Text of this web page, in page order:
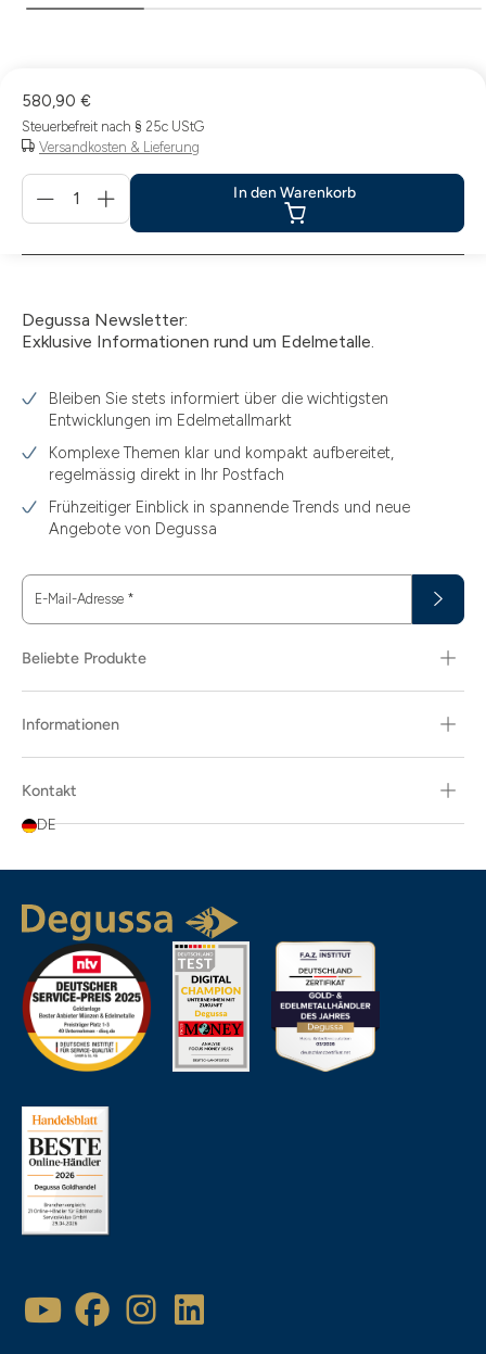
580,90 €
Steuerbefreit nach § 25c UStG
Versandkosten & Lieferung
In
Warenkorb
In den Warenkorb
Degussa Newsletter:
Exklusive Informationen rund um Edelmetalle.
Bleiben Sie stets informiert über die wichtigsten
Entwicklungen im Edelmetallmarkt
Komplexe Themen klar und kompakt aufbereitet,
regelmässig direkt in Ihr Postfach
Frühzeitiger Einblick in spannende Trends und neue
Angebote von Degussa
E-Mail-Adresse *
Beliebte Produkte
Informationen
Kontakt
DE